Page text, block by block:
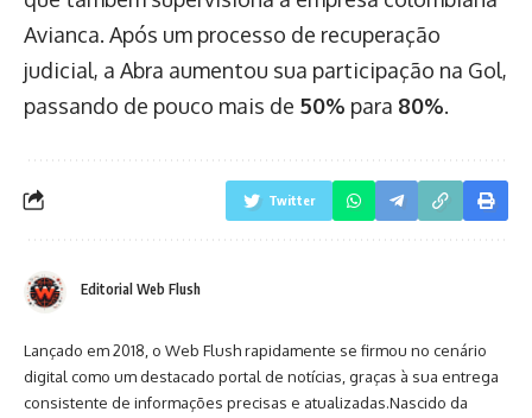
Avianca. Após um processo de recuperação
judicial, a Abra aumentou sua participação na Gol,
passando de pouco mais de 50% para 80%.
Twitter
Editorial Web Flush
Lançado em 2018, o Web Flush rapidamente se firmou no cenário
digital como um destacado portal de notícias, graças à sua entrega
consistente de informações precisas e atualizadas.Nascido da